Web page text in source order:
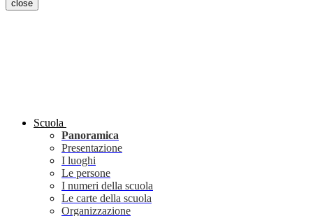
close
Scuola
Panoramica
Presentazione
I luoghi
Le persone
I numeri della scuola
Le carte della scuola
Organizzazione